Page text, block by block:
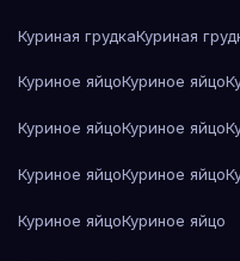
Куриная грудкаКуриная
Куриное яйцоКуриное яйцо
Куриное яйцоКуриное яйцо
Куриное яйцоКуриное яйцо
Куриное яйцоКуриное яйцо